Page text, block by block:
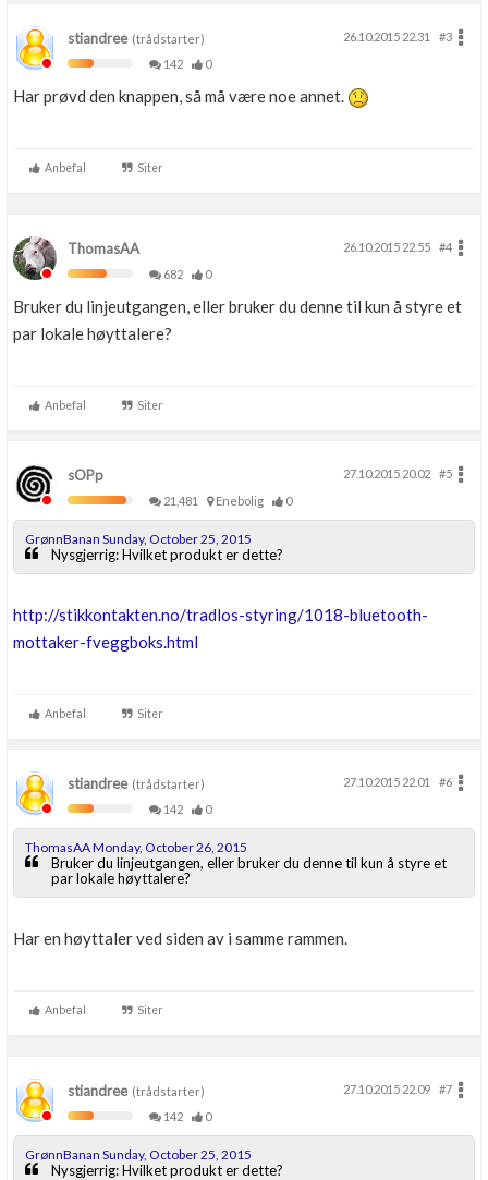
stiandree(trådstarter) 26.10.2015 22.31
#3
142
0
Har prøvd den knappen, så må være noe annet.
Anbefal Siter
ThomasAA 26.10.2015 22.55
#4
682
0
Bruker du linjeutgangen, eller bruker du denne til kun å styre et
par lokale høyttalere?
Anbefal Siter
sOPp 27.10.2015 20.02
#5
21,481
Enebolig 0
GrønnBanan Sunday, October 25, 2015
Nysgjerrig: Hvilket produkt er dette?
http://stikkontakten.no/tradlos-styring/1018-bluetooth-
mottaker-fveggboks.html
Anbefal Siter
stiandree(trådstarter) 27.10.2015 22.01
#6
142
0
ThomasAA Monday, October 26, 2015
Bruker du linjeutgangen, eller bruker du denne til kun å styre et
par lokale høyttalere?
Har en høyttaler ved siden av i samme rammen.
Anbefal Siter
stiandree(trådstarter) 27.10.2015 22.09
#7
142
0
GrønnBanan Sunday, October 25, 2015
Nysgjerrig: Hvilket produkt er dette?